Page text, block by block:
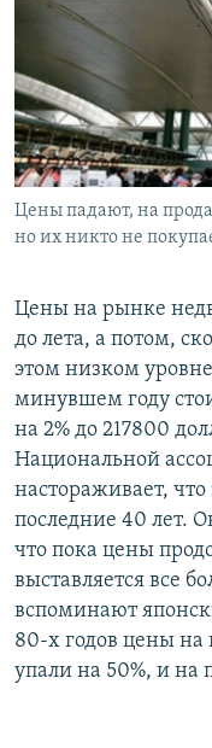
СОЦИАЛЬНЫЕ СЕТИ
Все сайты РСЕ/РС
Цены падают, на
но их никто не
Цены на рынке
до лета, а потом,
этом низком
минувшем году
на 2% до 217800
Национальной
настораживает,
последние 40 лет.
что пока цены
выставляется все
вспоминают
80-х годов цены на
упали на 50%, и на